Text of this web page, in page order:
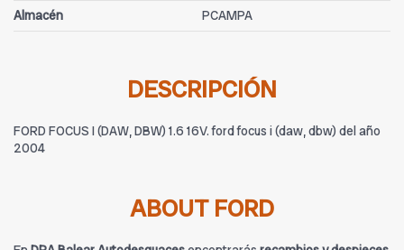
Almacén
PCAMPA
DESCRIPCIÓN
FORD FOCUS I (DAW, DBW) 1.6 16V. ford focus i (daw, dbw) del año
2004
ABOUT FORD